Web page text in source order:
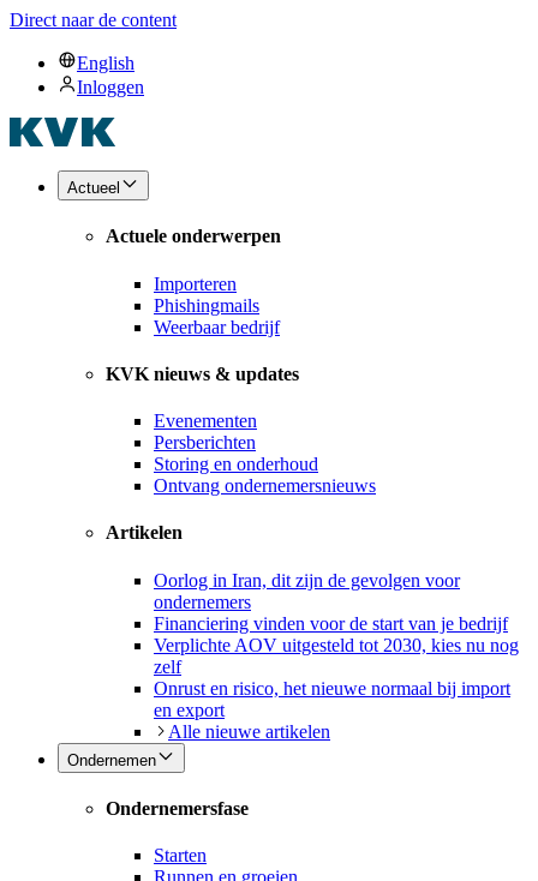
Direct naar de content
English
Inloggen
Actueel
Actuele onderwerpen
Importeren
Phishingmails
Weerbaar bedrijf
KVK nieuws & updates
Evenementen
Persberichten
Storing en onderhoud
Ontvang ondernemersnieuws
Artikelen
Oorlog in Iran, dit zijn de gevolgen voor
ondernemers
Financiering vinden voor de start van je bedrijf
Verplichte AOV uitgesteld tot 2030, kies nu nog
zelf
Onrust en risico, het nieuwe normaal bij import
en export
Alle nieuwe artikelen
Ondernemen
Ondernemersfase
Starten